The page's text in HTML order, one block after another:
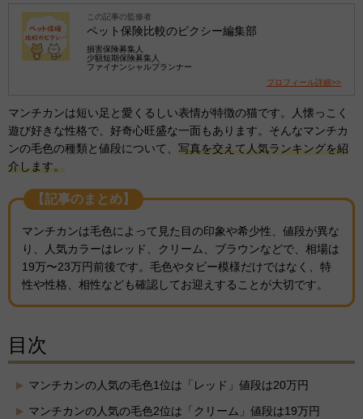
この記事の監修者
ペット保険比較のピクシー編集部
損害保険募集人
少額短期保険募集人
ファイナンシャルプランナー
プロフィール詳細>>
マンチカンは短い足と愛くるしい表情が特徴の猫です。人懐っこく
遊び好きな性格で、好奇心旺盛な一面もあります。そんなマンチカ
ンの毛色の種類と値段について、 写真を交えて人気ランキングを紹
介します。
【記事のまとめ】
マンチカンは毛色によって見た目の印象や希少性、値段が異な
り、人気カラーはレッド、クリーム、ブラウンなどで、相場は
19万〜23万円前後です。毛色やタビー模様だけではなく、特
性や性格、相性なども確認してお迎えすることが大切です。
目次
マンチカンの人気の毛色1位は「レッド」値段は20万円
マンチカンの人気の毛色2位は「クリーム」値段は19万円